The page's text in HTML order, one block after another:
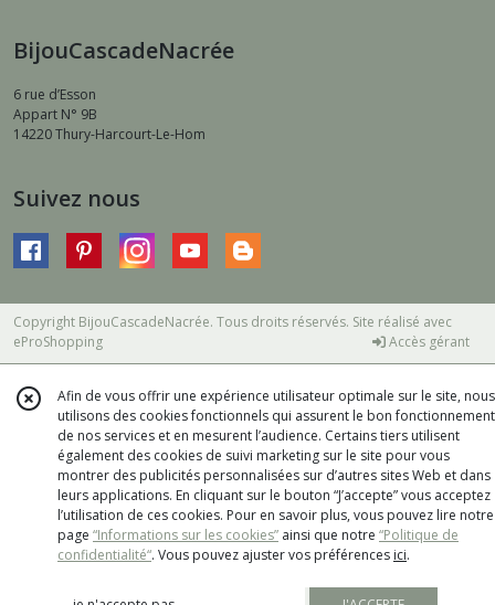
BijouCascadeNacrée
6 rue d’Esson
Appart N° 9B
14220Thury-Harcourt-Le-Hom
Suivez nous
Copyright BijouCascadeNacrée. Tous droits réservés. Site réalisé avec
eProShopping
Accès gérant
Afin de vous offrir une expérience utilisateur optimale sur le site, nous
utilisons des cookies fonctionnels qui assurent le bon fonctionnement
de nos services et en mesurent l’audience. Certains tiers utilisent
également des cookies de suivi marketing sur le site pour vous
montrer des publicités personnalisées sur d’autres sites Web et dans
leurs applications. En cliquant sur le bouton “J’accepte” vous acceptez
l’utilisation de ces cookies. Pour en savoir plus, vous pouvez lire notre
page “Informations sur les cookies” ainsi que notre “Politique de
confidentialité“. Vous pouvez ajuster vos préférences ici.